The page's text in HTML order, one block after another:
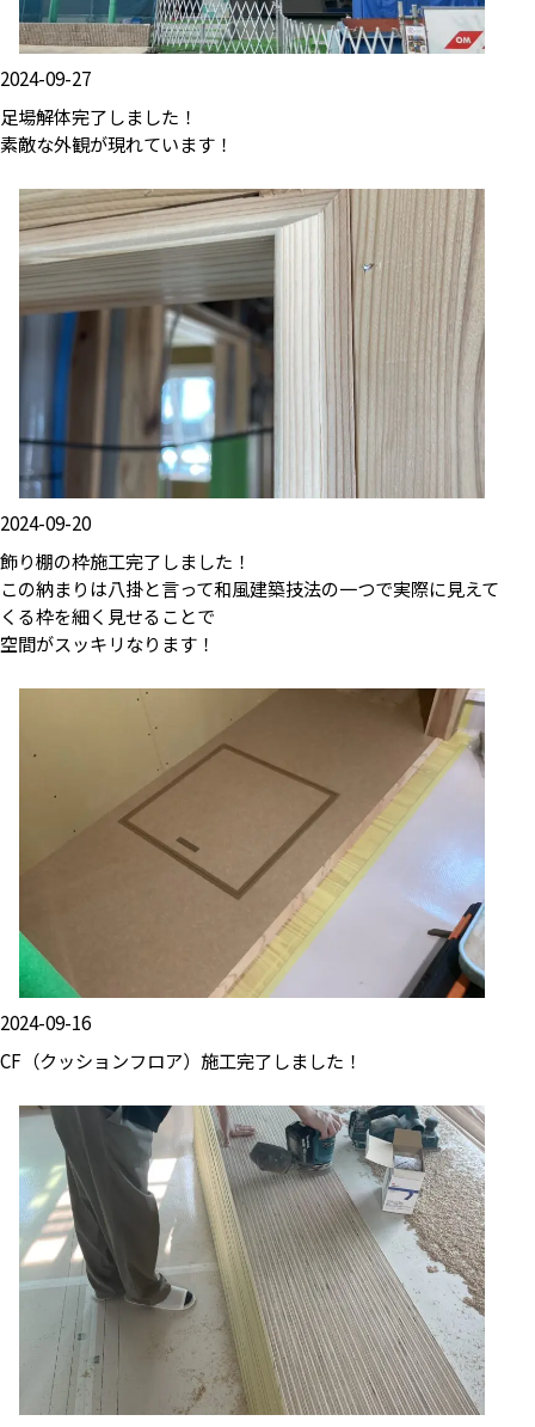
2024-09-27
足場解体完了しました！
素敵な外観が現れています！
2024-09-20
飾り棚の枠施工完了しました！
この納まりは八掛と言って和風建築技法の一つで実際に見えて
くる枠を細く見せることで
空間がスッキリなります！
2024-09-16
CF（クッションフロア）施工完了しました！